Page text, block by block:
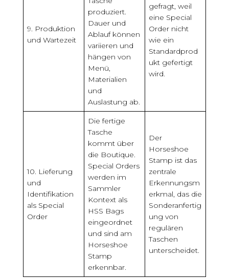
9. Produktion
und Wartezeit
produziert.
Dauer und
Ablauf können
variieren und
hängen von
Menü,
Materialien
und
Auslastung ab.
gefragt, weil
eine Special
Order nicht
wie ein
Standardprod
ukt gefertigt
wird.
10. Lieferung
und
Identifikation
als Special
Order
Die fertige
Tasche
kommt über
die Boutique.
Special Orders
werden im
Sammler
Kontext als
HSS Bags
eingeordnet
und sind am
Horseshoe
Stamp
erkennbar.
Der
Horseshoe
Stamp ist das
zentrale
Erkennungsm
erkmal, das die
Sonderanfertig
ung von
regulären
Taschen
unterscheidet.